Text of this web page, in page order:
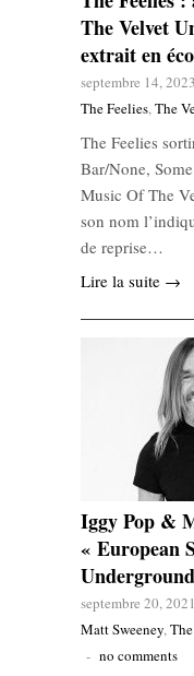
The Velvet
extrait en
septembre 14, 2023
The Feelies,The
The Feelies
Bar/None,
Music Of The
son nom
de reprise…
Lire la suite →
Iggy Pop &
« European
septembre 20, 2021
Matt Sweeney,
- no comments